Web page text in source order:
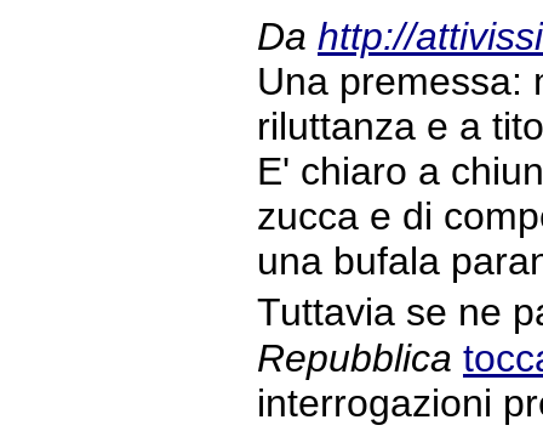
Da http://
Una premessa:
riluttanza e a
E' chiaro a
zucca e di
una bufala
Tuttavia se ne
Repubblica
interrogazioni